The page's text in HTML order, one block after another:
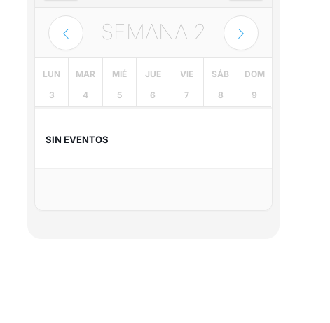
SEMANA 2
LUN
3
MAR
4
MIÉ
5
JUE
6
VIE
7
SÁB
8
DOM
9
SIN EVENTOS